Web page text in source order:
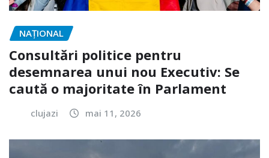
NAŢIONAL
Consultări politice pentru
desemnarea unui nou Executiv: Se
caută o majoritate în Parlament
clujazi mai 11, 2026